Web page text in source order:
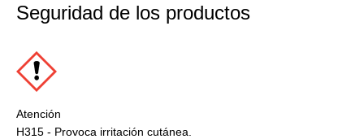
Seguridad de los productos
Atención
H315 - Provoca irritación cutánea.